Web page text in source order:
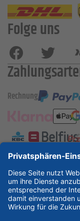
Folge uns
Rechnung
ESSKA